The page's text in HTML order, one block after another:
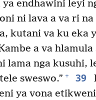
ya endhawini leyi
ni lava a va ri
kutani va ku eka
a va hlamula
lama nga kusuhi,
sweswo.” + 39
ya vona